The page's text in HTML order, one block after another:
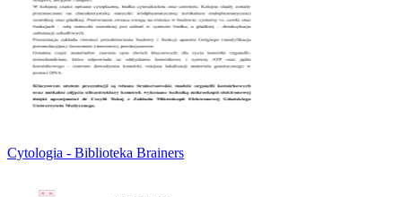
Cytologia - Biblioteka Brainers